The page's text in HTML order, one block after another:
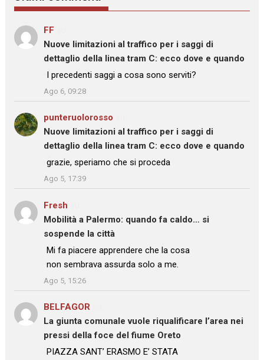
FF
Nuove limitazioni al traffico per i saggi di
dettaglio della linea tram C: ecco dove e quando
: “I precedenti saggi a cosa sono serviti?
Ago 6, 09:28
punteruolorosso
Nuove limitazioni al traffico per i saggi di
dettaglio della linea tram C: ecco dove e quando
: “
grazie, speriamo che si proceda
”
Ago 5, 17:39
Fresh
Mobilità a Palermo: quando fa caldo… si
sospende la città
: “
Mi fa piacere apprendere che la cosa
non sembrava assurda solo a me.
”
Ago 5, 15:26
BELFAGOR
La giunta comunale vuole riqualificare l’area nei
pressi della foce del fiume Oreto
: “PIAZZA SANT’ ERASMO E’ STATA